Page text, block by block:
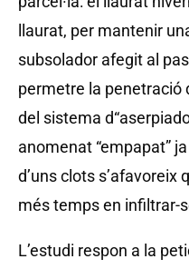
llaurat, per mantenir
subsolador afegit al
permetre la penetració
del sistema
anomenat “empapat”
d’uns clots s’afavoreix
més temps en infiltrar-
L’estudi respon a la